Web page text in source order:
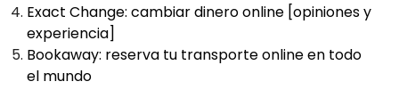
Exact Change: cambiar dinero online [opiniones y
experiencia]
Bookaway: reserva tu transporte online en todo
el mundo